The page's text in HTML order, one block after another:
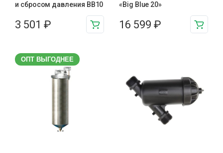
и сбросом давления BB10
3 501 ₽
«Big Blue 20»
16 599 ₽
ОПТ ВЫГОДНЕЕ